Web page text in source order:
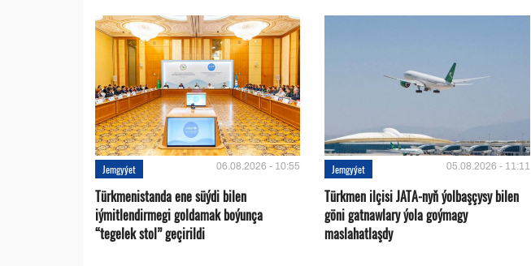
Jemgyýet 06.08.2026 - 10:55
Türkmenistanda ene süýdi bilen
iýmitlendirmegi goldamak boýunça
“tegelek stol” geçirildi
Jemgyýet 05.08.2026 - 11:11
Türkmen ilçisi JATA-nyň ýolbaşçysy bilen
göni gatnawlary ýola goýmagy
maslahatlaşdy